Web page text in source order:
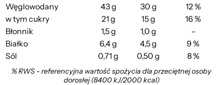
BEZGLUTENOWE Rogali...
Węglowodany
43 g 30 g
12 %
w tym cukry
21 g 15 g
16 %
Błonnik
1,5 g 1,0 g
–
Białko
6,4 g 4,5 g
9 %
Sól
0,71 g 0,50 g 8 %
% RWS - referencyjna wartość spożycia dla przeciętnej osoby
dorosłej (8400 kJ/2000 kcal)